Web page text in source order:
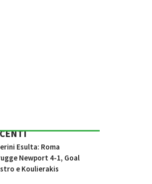
Esulta: Roma
Newport 4-1, Goal
e Koulierakis